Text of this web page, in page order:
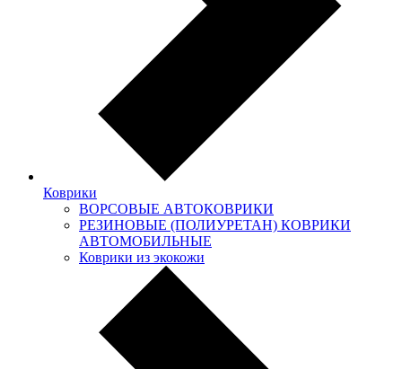
Коврики
ВОРСОВЫЕ АВТОКОВРИКИ
РЕЗИНОВЫЕ (ПОЛИУРЕТАН) КОВРИКИ
АВТОМОБИЛЬНЫЕ
Коврики из экокожи